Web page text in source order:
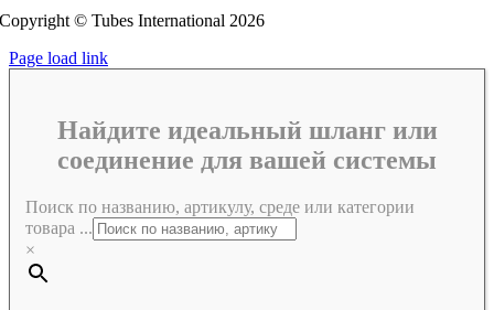
Copyright © Tubes International 2026
Page load link
Найдите идеальный шланг или
соединение для вашей системы
Поиск по названию, артикулу, среде или категории
товара ...
×